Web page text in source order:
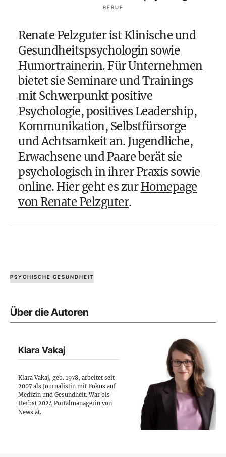
BERUF
Renate Pelzguter ist Klinische und
Gesundheitspsychologin sowie
Humortrainerin. Für Unternehmen
bietet sie Seminare und Trainings
mit Schwerpunkt positive
Psychologie, positives Leadership,
Kommunikation, Selbstfürsorge
und Achtsamkeit an. Jugendliche,
Erwachsene und Paare berät sie
psychologisch in ihrer Praxis sowie
online. Hier geht es zurHomepage
von Renate Pelzguter.
PSYCHISCHE GESUNDHEIT
Über die Autoren
Klara Vakaj
Klara Vakaj, geb. 1978, arbeitet seit
2007 als Journalistin mit Fokus auf
Medizin und Gesundheit. War bis
Herbst 2024 Portalmanagerin von
News.at.